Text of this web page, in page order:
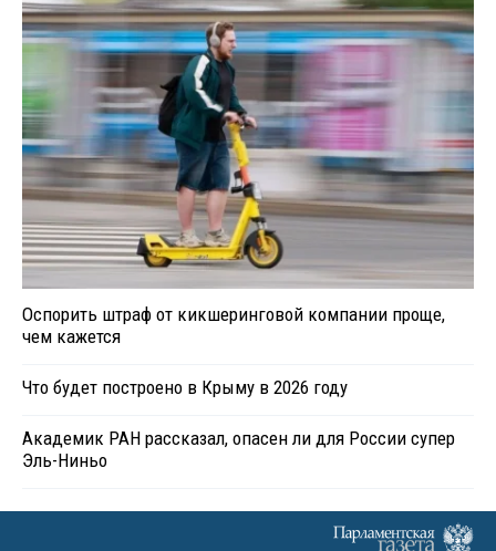
Оспорить штраф от кикшеринговой компании проще,
чем кажется
Что будет построено в Крыму в 2026 году
Академик РАН рассказал, опасен ли для России супер
Эль-Ниньо